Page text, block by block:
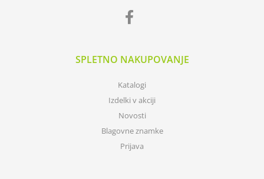
SPLETNO NAKUPOVANJE
Katalogi
Izdelki v akciji
Novosti
Blagovne znamke
Prijava